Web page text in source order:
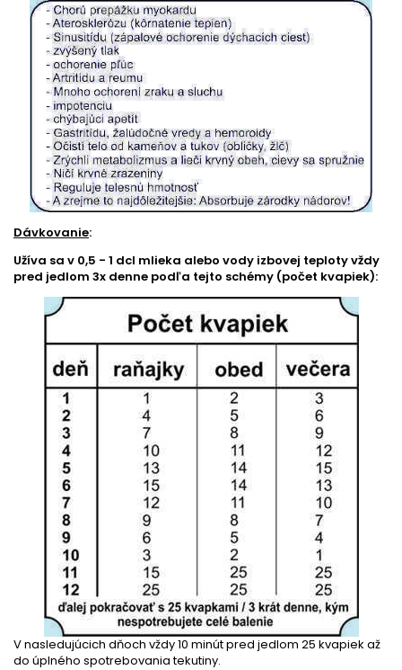
Dávkovanie:
Užíva sa v 0,5 - 1 dcl mlieka alebo vody izbovej teploty vždy
pred jedlom 3x denne podľa tejto schémy (počet kvapiek):
V nasledujúcich dňoch vždy 10 minút pred jedlom 25 kvapiek až
do úplného spotrebovania tekutiny.